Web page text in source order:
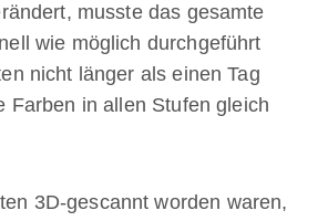
musste das gesamte
wie möglich durchgeführt
nicht länger als einen Tag
Farben in allen Stufen gleich
3D-gescannt worden waren,